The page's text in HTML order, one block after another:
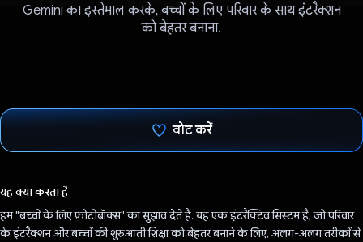
Gemini का इस्तेमाल करके, बच्चों के लिए परिवार के साथ इंटरैक्शन
को बेहतर बनाना.
वोट करें
यह क्या करता है
हम "बच्चों के लिए फ़ोटोबॉक्स" का सुझाव देते हैं. यह एक इंटरैक्टिव सिस्टम है, जो परिवार
के इंटरैक्शन और बच्चों की शुरुआती शिक्षा को बेहतर बनाने के लिए, अलग-अलग तरीकों से